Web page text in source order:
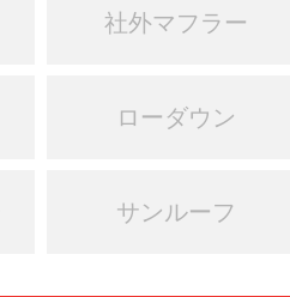
社外マフラー
ローダウン
サンルーフ